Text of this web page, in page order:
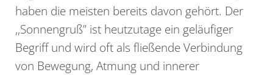
haben die meisten bereits davon gehört. Der
,,Sonnengruß’’ ist heutzutage ein geläufiger
Begriff und wird oft als fließende Verbindung
von Bewegung, Atmung und innerer